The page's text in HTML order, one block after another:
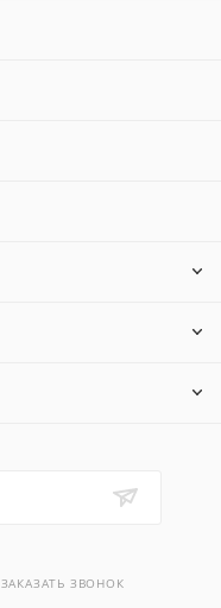
ЗАКАЗАТЬ ЗВОНОК